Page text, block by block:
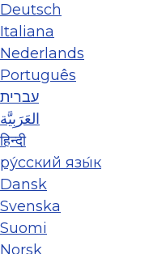
Deutsch
Italiana
Nederlands
Português
עברית
العَرَبِيَّة
हिन्दी
ру́сский язы́к
Dansk
Svenska
Suomi
Norsk